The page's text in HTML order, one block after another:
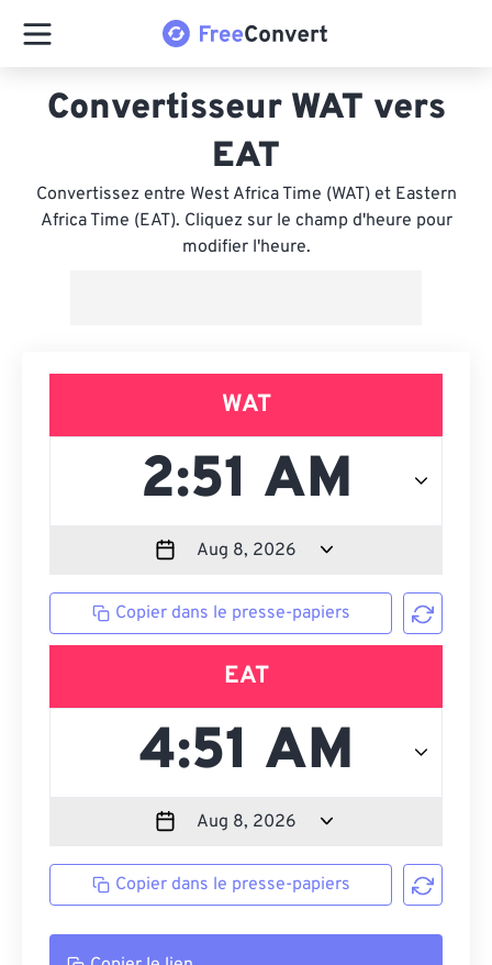
Convertisseur WAT vers
EAT
Convertissez entre West Africa Time (WAT) et Eastern
Africa Time (EAT). Cliquez sur le champ d'heure pour
modifier l'heure.
WAT
Copier dans le presse-papiers
EAT
Copier dans le presse-papiers